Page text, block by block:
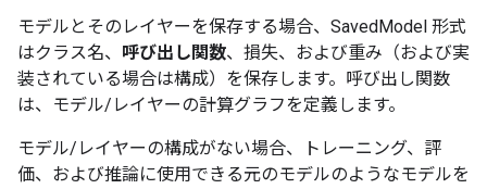
モデルとそのレイヤーを保存する場合、SavedModel 形式
はクラス名、 呼び出し関数、損失、および重み（および実
装されている場合は構成）を保存します。呼び出し関数
は、モデル/レイヤーの計算グラフを定義します。
モデル/レイヤーの構成がない場合、トレーニング、評
価、および推論に使用できる元のモデルのようなモデルを